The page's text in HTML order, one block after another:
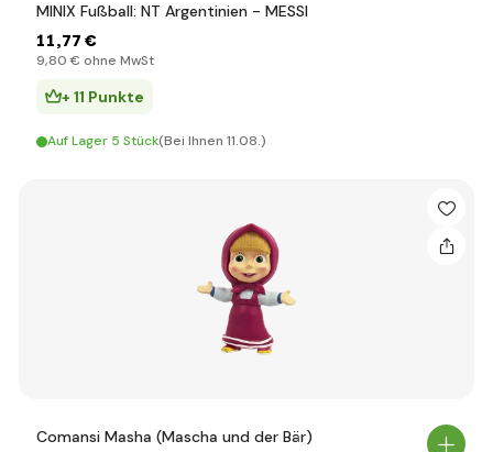
MINIX Fußball: NT Argentinien - MESSI
11,77 €
9,80 € ohne MwSt
+ 11 Punkte
Auf Lager 5 Stück(Bei Ihnen 11.08.)
Comansi Masha (Mascha und der Bär)